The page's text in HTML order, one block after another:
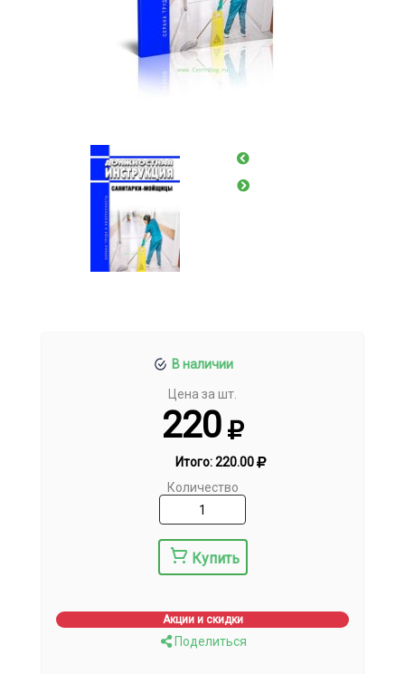
В наличии
Цена за шт.
220
Итого:220.00
Количество
Купить
Акции и скидки
Поделиться